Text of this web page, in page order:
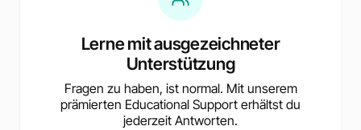
Lerne mit ausgezeichneter
Unterstützung
Fragen zu haben, ist normal. Mit unserem
prämierten Educational Support erhältst du
jederzeit Antworten.